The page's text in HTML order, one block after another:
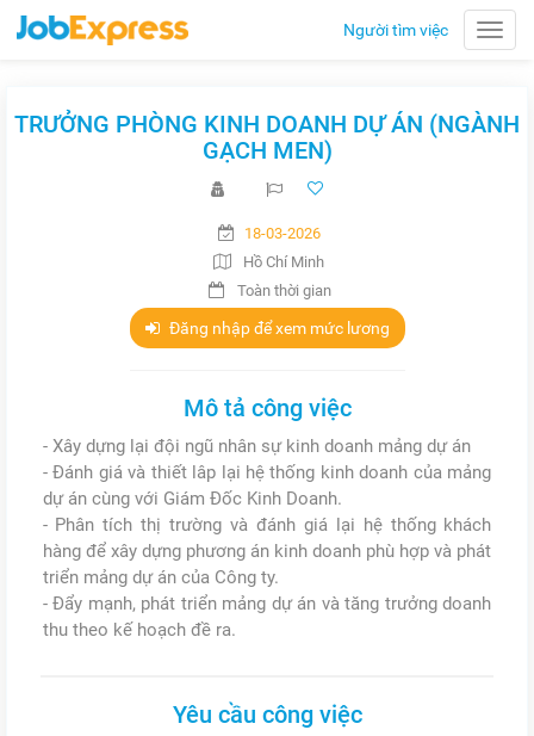
Toggle
Người tìm việc
TRƯỞNG PHÒNG KINH DOANH DỰ ÁN (NGÀNH
GẠCH MEN)
18-03-2026
Hồ Chí Minh
Toàn thời gian
Đăng nhập để xem mức lương
Mô tả công việc
- Xây dựng lại đội ngũ nhân sự kinh doanh mảng dự án
- Đánh giá và thiết lâp lại hệ thống kinh doanh của mảng
dự án cùng với Giám Đốc Kinh Doanh.
- Phân tích thị trường và đánh giá lại hệ thống khách
hàng để xây dựng phương án kinh doanh phù hợp và phát
triển mảng dự án của Công ty.
- Đẩy mạnh, phát triển mảng dự án và tăng trưởng doanh
thu theo kế hoạch đề ra.
Yêu cầu công việc